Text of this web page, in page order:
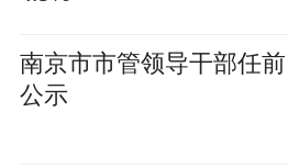
南京市市管领导干部任前
公示